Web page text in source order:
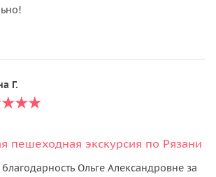
Г.
пешеходная экскурсия по Рязани
Ольге Александровне за